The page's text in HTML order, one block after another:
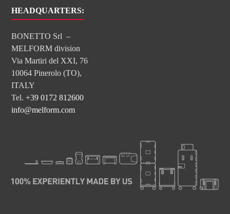
HEADQUARTERS:
BONETTO Srl –
MELFORM division
Via Martiri del XXI, 76
10064 Pinerolo (TO),
ITALY
Tel.+39 0172 812600
info@melform.com